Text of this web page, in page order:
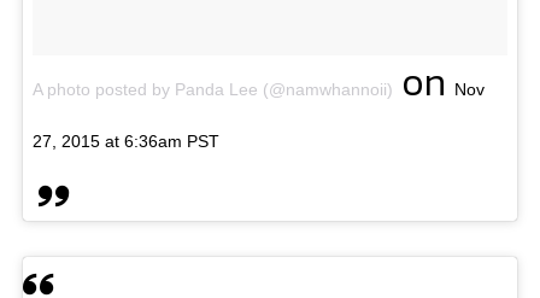
A photo posted by Panda Lee (@namwhannoii) on Nov
27, 2015 at 6:36am PST